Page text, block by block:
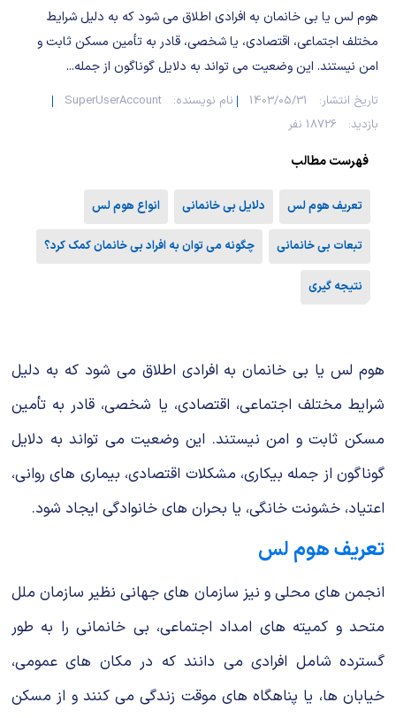
هوم لس یا بی خانمان به افرادی اطلاق می شود که به دلیل شرایط
مختلف اجتماعی، اقتصادی، یا شخصی، قادر به تأمین مسکن ثابت و
امن نیستند. این وضعیت می تواند به دلایل گوناگون از جمله...
تاریخ انتشار: 1403/05/31 نام نویسنده:
SuperUserAccount
بازدید:
18726 نفر
فهرست مطالب
تعریف هوم لس دلایل بی خانمانی انواع هوم لس
تبعات بی خانمانی چگونه می توان به افراد بی خانمان کمک کرد؟
نتیجه گیری
هوم لس یا بی خانمان به افرادی اطلاق می شود که به دلیل
شرایط مختلف اجتماعی، اقتصادی، یا شخصی، قادر به تأمین
مسکن ثابت و امن نیستند. این وضعیت می تواند به دلایل
گوناگون از جمله بیکاری، مشکلات اقتصادی، بیماری های روانی،
اعتیاد، خشونت خانگی، یا بحران های خانوادگی ایجاد شود.
تعریف هوم لس
انجمن های محلی و نیز سازمان های جهانی نظیر سازمان ملل
متحد و کمیته های امداد اجتماعی، بی خانمانی را به طور
گسترده شامل افرادی می دانند که در مکان های عمومی،
خیابان ها، یا پناهگاه های موقت زندگی می کنند و از مسکن
صلاح های شیمیایی
مطالب جالب شیمی
روانپزشکی
طب سنتی